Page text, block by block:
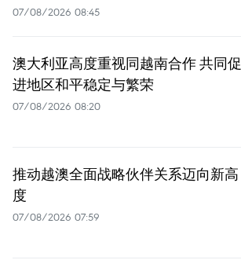
07/08/2026 08:45
澳大利亚高度重视同越南合作 共同促
进地区和平稳定与繁荣
07/08/2026 08:20
推动越澳全面战略伙伴关系迈向新高
度
07/08/2026 07:59